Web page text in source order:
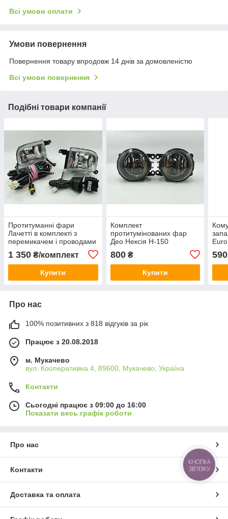
Всі умови оплати
Умови повернення
Повернення товару впродовж 14 днів за домовленістю
Всі умови повернення
Подібні товари компанії
Протитуманні фари
Лачетті в комплекті з
перемикачем і проводами
заводські допуски за
розмірами
1 350 ₴/комплект
Купити
Комплект
протитумінованих фар
Део Нексія Н-150
(ліва+права) grog Корея
800₴
Купити
590
Про нас
100% позитивних з 818 відгуків за рік
Працює з 20.08.2018
м. Мукачево
вул. Кооперативна 4, 89600, Мукачево, Україна
Контакти
Сьогодні працює з 09:00 до 16:00
Показати весь графік роботи
Про нас
Контакти
Доставка та оплата
КНОПКА
ЗВ'ЯЗКУ